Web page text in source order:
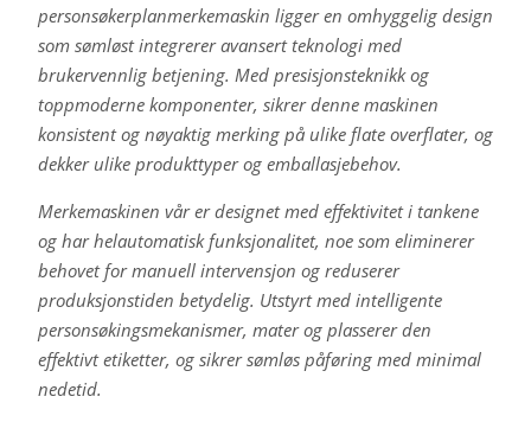
personsøkerplanmerkemaskin ligger en omhyggelig design
som sømløst integrerer avansert teknologi med
brukervennlig betjening. Med presisjonsteknikk og
toppmoderne komponenter, sikrer denne maskinen
konsistent og nøyaktig merking på ulike flate overflater, og
dekker ulike produkttyper og emballasjebehov.
Merkemaskinen vår er designet med effektivitet i tankene
og har helautomatisk funksjonalitet, noe som eliminerer
behovet for manuell intervensjon og reduserer
produksjonstiden betydelig. Utstyrt med intelligente
personsøkingsmekanismer, mater og plasserer den
effektivt etiketter, og sikrer sømløs påføring med minimal
nedetid.